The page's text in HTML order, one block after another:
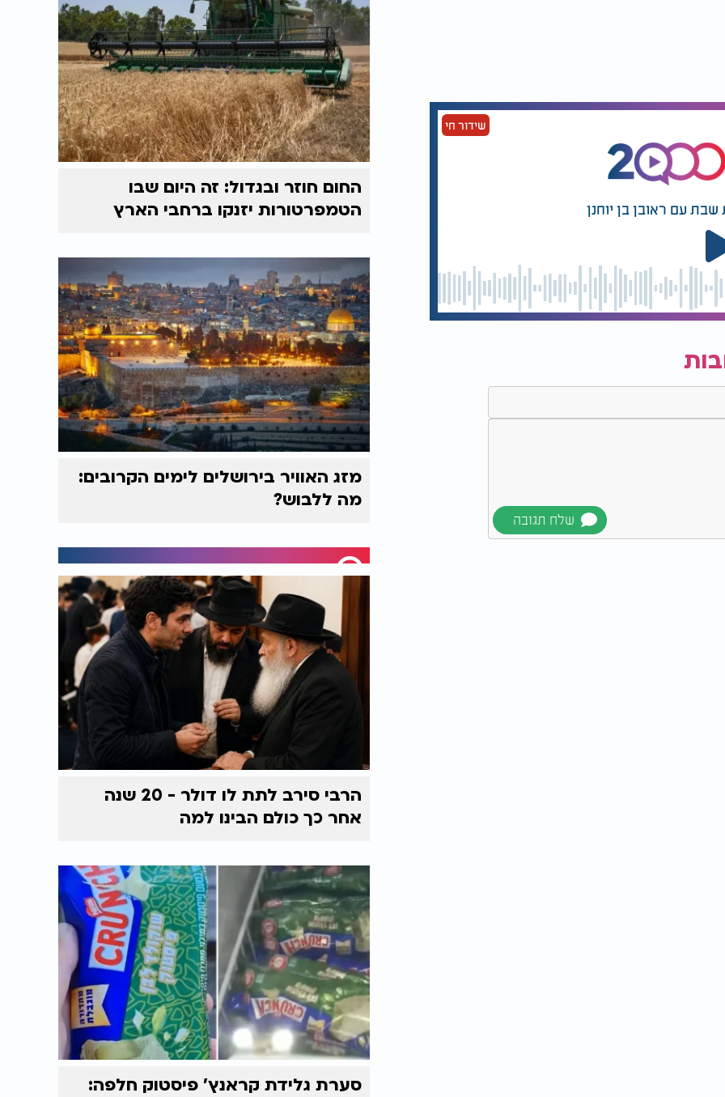
שידור חי
עם ראובן בן יוחנן
החום חוזר ובגדול: זה היום שבו
הטמפרטורות יזנקו ברחבי הארץ
מזג האוויר בירושלים לימים הקרובים:
מה ללבוש?
הרבי סירב לתת לו דולר - 20 שנה
אחר כך כולם הבינו למה
סערת גלידת קראנץ' פיסטוק חלפה: